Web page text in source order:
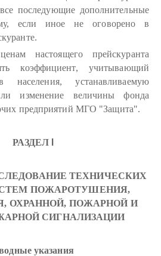
последующие дополнительные
если иное не оговорено в
настоящего прейскуранта
коэффициент, учитывающий
населения, устанавливаемую
или изменение величины фонда
предприятий МГО "Защита".
РАЗДЕЛ I
ТЕХНИЧЕСКИХ
ПОЖАРОТУШЕНИЯ,
ОХРАННОЙ, ПОЖАРНОЙ И
СИГНАЛИЗАЦИИ
указания